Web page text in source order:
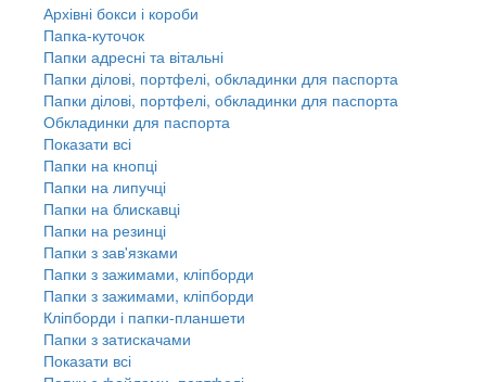
Архівні бокси і короби
Папка-куточок
Папки адресні та вітальні
Папки ділові, портфелі, обкладинки для паспорта
Папки ділові, портфелі, обкладинки для паспорта
Обкладинки для паспорта
Показати всі
Папки на кнопці
Папки на липучці
Папки на блискавці
Папки на резинці
Папки з зав'язками
Папки з зажимами, кліпборди
Папки з зажимами, кліпборди
Кліпборди і папки-планшети
Папки з затискачами
Показати всі